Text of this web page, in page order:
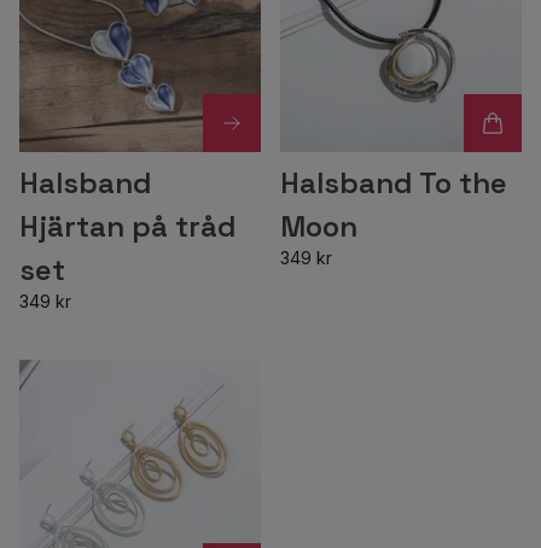
Halsband
Hjärtan på tråd
set
349 kr
Halsband To the
Moon
349 kr